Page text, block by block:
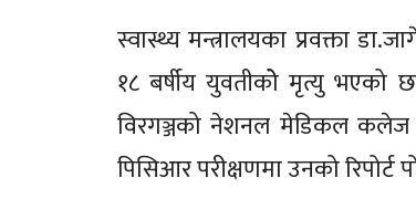
स्वास्थ्य मन्त्रालयका प्रवक्ता
१८ बर्षीय युवतीकोे मृत्यु
विरगञ्जको नेशनल मेडिकल कलेज
पिसिआर परीक्षणमा उनको रिपोर्ट